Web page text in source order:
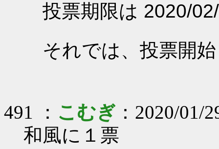
投票期限は 2020/
それでは、投票開
491 ： こむぎ ：2020/01/
和風に１票